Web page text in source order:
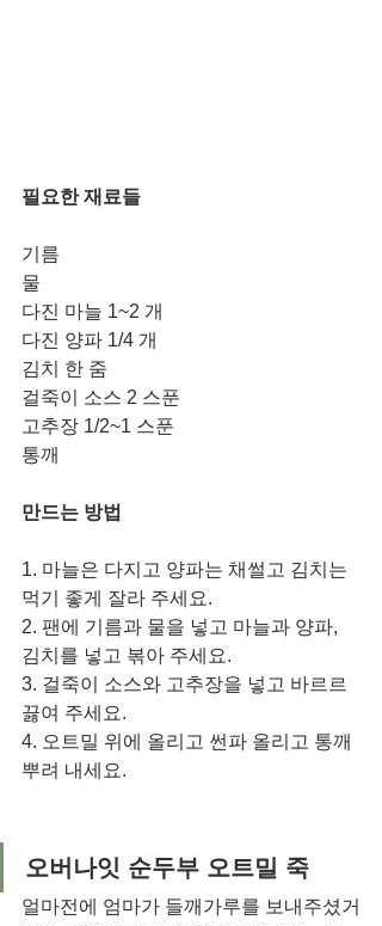
필요한 재료들
기름
물
다진 마늘 1~2 개
다진 양파 1/4 개
김치 한 줌
걸죽이 소스 2 스푼
고추장 1/2~1 스푼
통깨
만드는 방법
1. 마늘은 다지고 양파는 채썰고 김치는
먹기 좋게 잘라 주세요.
2. 팬에 기름과 물을 넣고 마늘과 양파,
김치를 넣고 볶아 주세요.
3. 걸죽이 소스와 고추장을 넣고 바르르
끓여 주세요.
4. 오트밀 위에 올리고 썬파 올리고 통깨
뿌려 내세요.
오버나잇 순두부 오트밀 죽
얼마전에 엄마가 들깨가루를 보내주셨거